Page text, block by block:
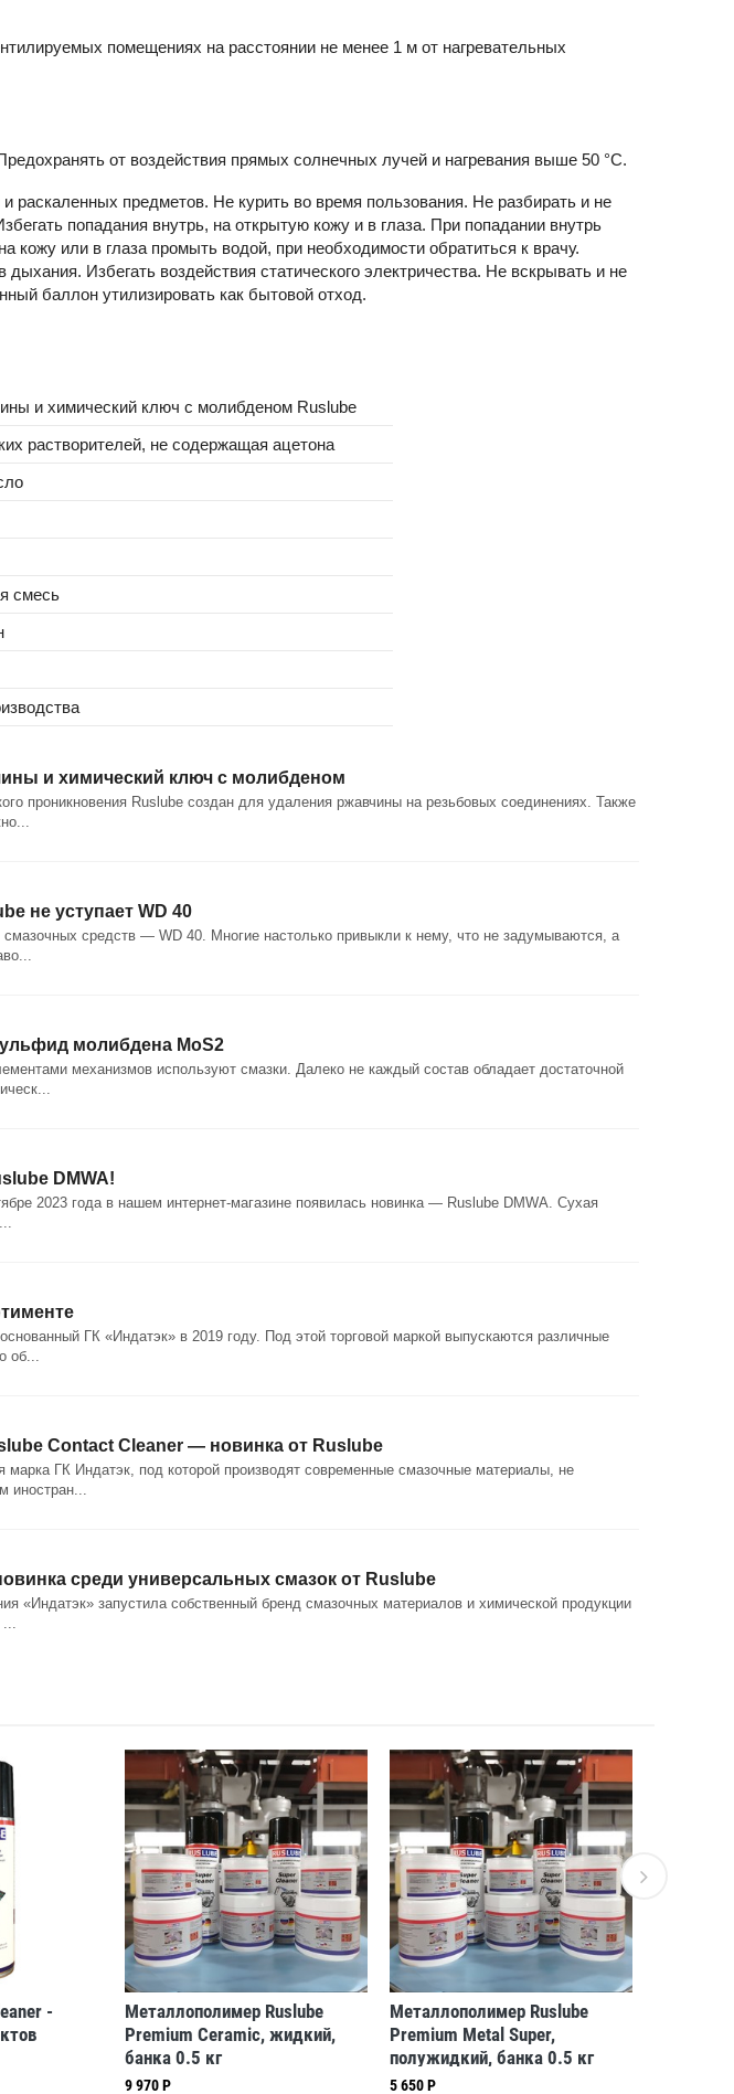
помещениях на расстоянии не менее 1 м от нагревательных
от воздействия прямых солнечных лучей и нагревания выше 50 °C.
раскаленных предметов. Не курить во время пользования. Не разбирать и не
попадания внутрь, на открытую кожу и в глаза. При попадании внутрь
кожу или в глаза промыть водой, при необходимости обратиться к врачу.
Избегать воздействия статического электричества. Не вскрывать и не
баллон утилизировать как бытовой отход.
и химический ключ с молибденом Ruslube
растворителей, не содержащая ацетона
смесь
и химический ключ с молибденом
проникновения Ruslube создан для удаления ржавчины на резьбовых соединениях. Также
не уступает WD 40
средств — WD 40. Многие настолько привыкли к нему, что не задумываются, а
молибдена MoS2
механизмов используют смазки. Далеко не каждый состав обладает достаточной
DMWA!
2023 года в нашем интернет-магазине появилась новинка — Ruslube DMWA. Сухая
ГК «Индатэк» в 2019 году. Под этой торговой маркой выпускаются различные
об...
Contact Cleaner — новинка от Ruslube
марка ГК Индатэк, под которой производят современные смазочные материалы, не
иностран...
среди универсальных смазок от Ruslube
«Индатэк» запустила собственный бренд смазочных материалов и химической продукции
...
-
Металлополимер Ruslube
Premium Ceramic, жидкий,
банка 0.5 кг
9 970 Р
Металлополимер Ruslube
Premium Metal Super,
полужидкий, банка 0.5 кг
5 650 Р